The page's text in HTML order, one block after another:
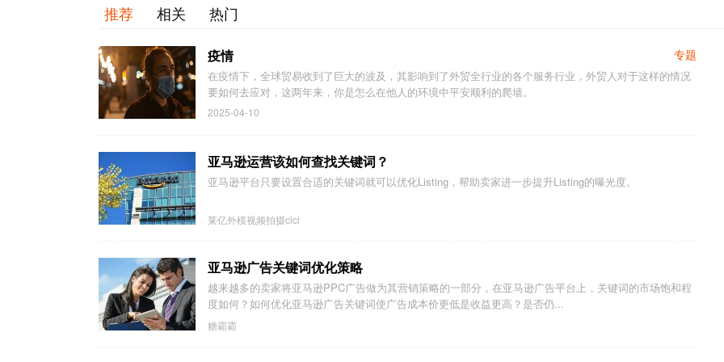
推荐 相关 热门
专题
疫情
在疫情下，全球贸易收到了巨大的波及，其影响到了外贸全行业的各个服务行业，外贸人对于这样的情况
要如何去应对，这两年来，你是怎么在他人的环境中平安顺利的爬墙。
2025-04-10
亚马逊运营该如何查找关键词？
亚马逊平台只要设置合适的关键词就可以优化Listing，帮助卖家进一步提升Listing的曝光度。
莱亿外模视频拍摄cici
亚马逊广告关键词优化策略
越来越多的卖家将亚马逊PPC广告做为其营销策略的一部分，在亚马逊广告平台上，关键词的市场饱和程
度如何？如何优化亚马逊广告关键词使广告成本价更低是收益更高？是否仍...
糖霸霸